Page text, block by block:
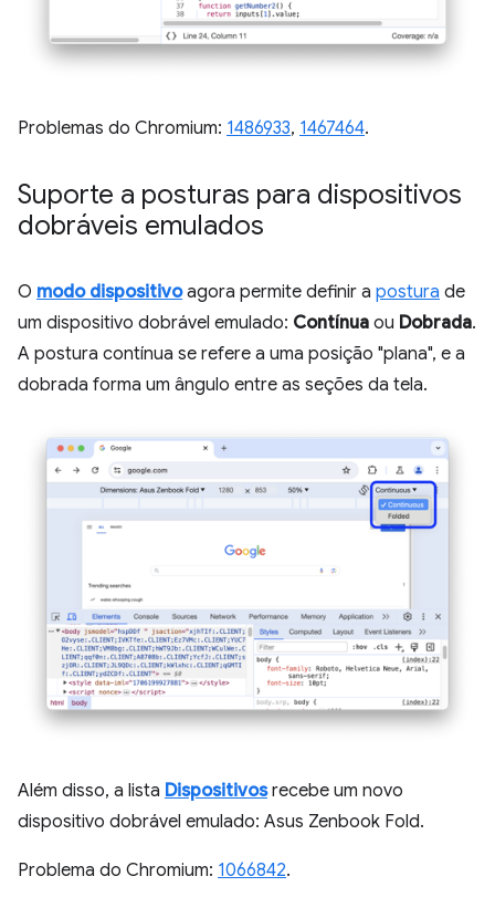
Problemas do Chromium: 1486933, 1467464.
Suporte a posturas para dispositivos
dobráveis emulados
O modo dispositivoagora permite definir a postura de
um dispositivo dobrável emulado: Contínua ou Dobrada.
A postura contínua se refere a uma posição "plana", e a
dobrada forma um ângulo entre as seções da tela.
Além disso, a lista Dispositivosrecebe um novo
dispositivo dobrável emulado: Asus Zenbook Fold.
Problema do Chromium: 1066842.